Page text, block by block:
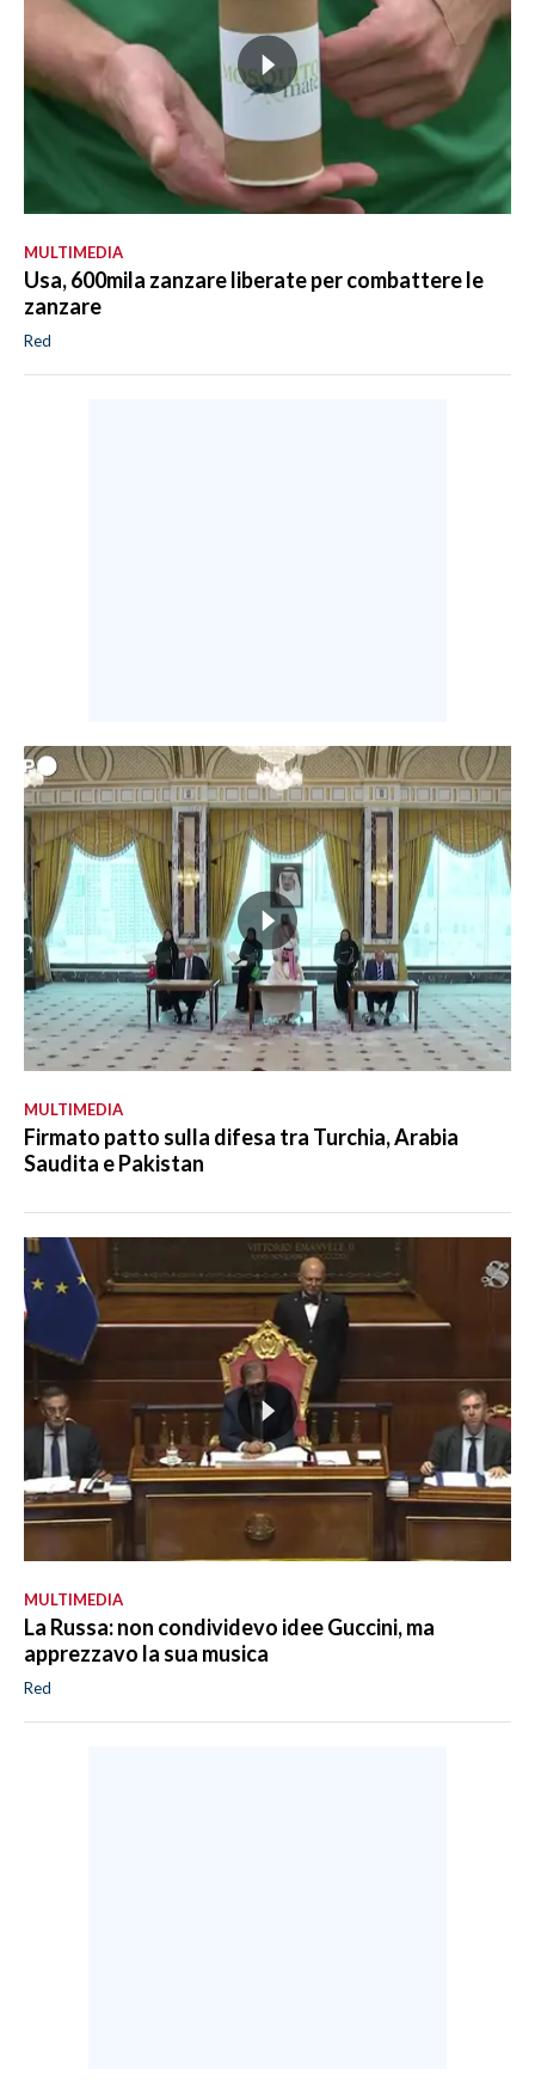
MULTIMEDIA
Usa, 600mila zanzare liberate per combattere le
zanzare
Red
MULTIMEDIA
Firmato patto sulla difesa tra Turchia, Arabia
Saudita e Pakistan
MULTIMEDIA
La Russa: non condividevo idee Guccini, ma
apprezzavo la sua musica
Red